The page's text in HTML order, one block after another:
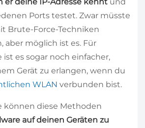
Ports testet. Zwar müsste
Brute-Force-Techniken
aber möglich ist es. Für
es sogar noch einfacher,
Gerät zu erlangen, wenn du
WLAN verbunden bist.
können diese Methoden
auf deinen Geräten zu